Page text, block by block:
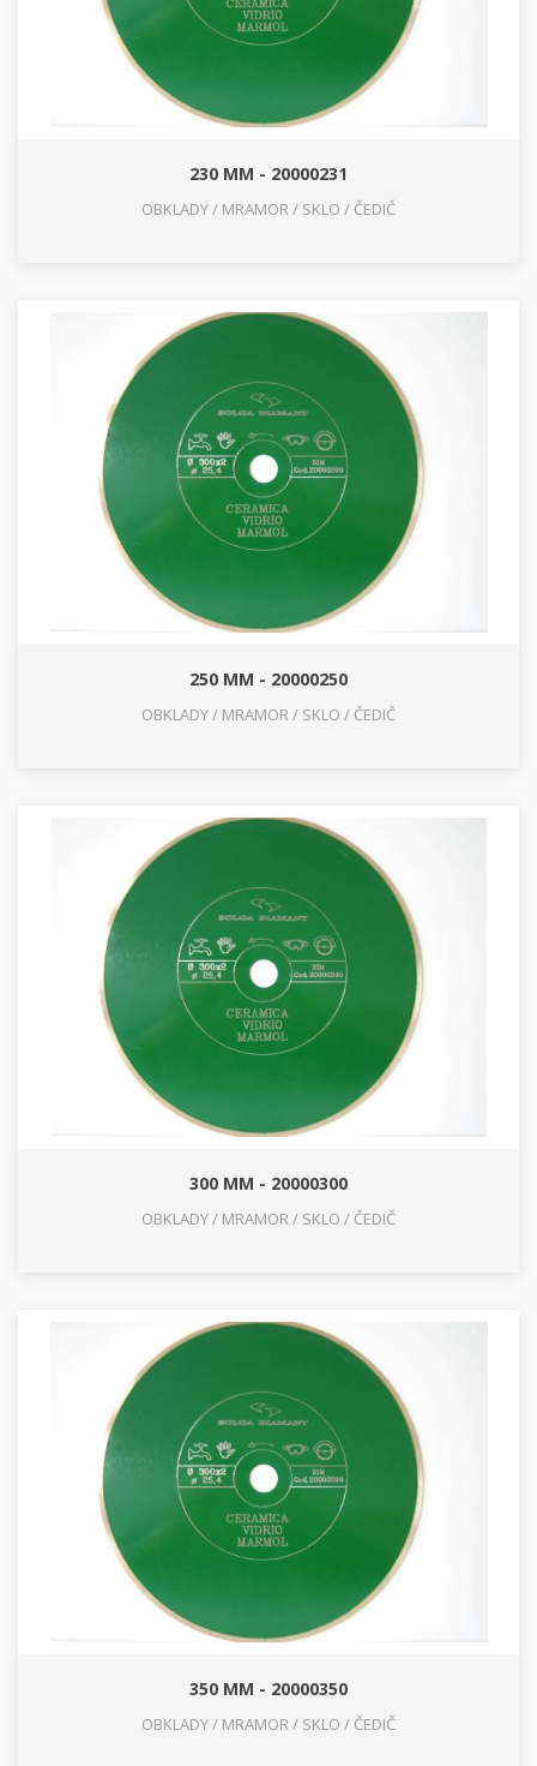
230 MM - 20000231
OBKLADY / MRAMOR / SKLO / ČEDIČ
250 MM - 20000250
OBKLADY / MRAMOR / SKLO / ČEDIČ
300 MM - 20000300
OBKLADY / MRAMOR / SKLO / ČEDIČ
350 MM - 20000350
OBKLADY / MRAMOR / SKLO / ČEDIČ